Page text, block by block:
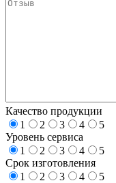
Качество продукции
1
2 3 4
5
Уровень сервиса
1
2 3 4
5
Срок изготовления
1
2 3 4
5